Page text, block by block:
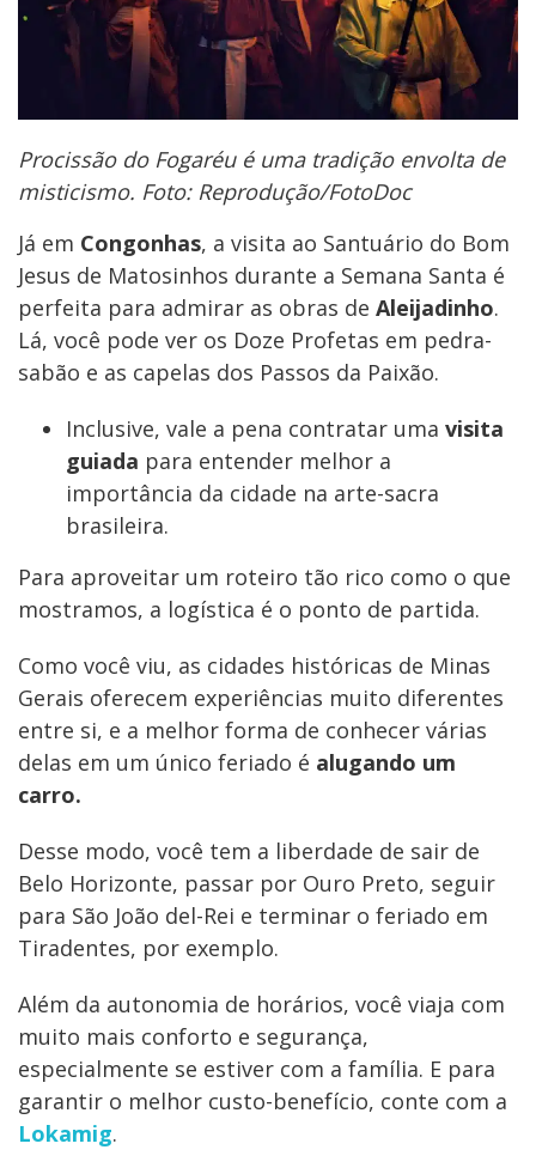
Procissão do Fogaréu é uma tradição envolta de
misticismo. Foto: Reprodução/FotoDoc
Já em Congonhas, a visita ao Santuário do Bom
Jesus de Matosinhos durante a Semana Santa é
perfeita para admirar as obras de Aleijadinho.
Lá, você pode ver os Doze Profetas em pedra-
sabão e as capelas dos Passos da Paixão.
Inclusive, vale a pena contratar uma visita
guiada para entender melhor a
importância da cidade na arte-sacra
brasileira.
Para aproveitar um roteiro tão rico como o que
mostramos, a logística é o ponto de partida.
Como você viu, as cidades históricas de Minas
Gerais oferecem experiências muito diferentes
entre si, e a melhor forma de conhecer várias
delas em um único feriado é alugando um
carro.
Desse modo, você tem a liberdade de sair de
Belo Horizonte, passar por Ouro Preto, seguir
para São João del-Rei e terminar o feriado em
Tiradentes, por exemplo.
Além da autonomia de horários, você viaja com
muito mais conforto e segurança,
especialmente se estiver com a família. E para
garantir o melhor custo-benefício, conte com a
Lokamig.